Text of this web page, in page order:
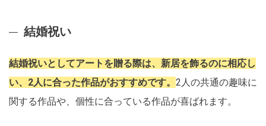
結婚祝い
結婚祝いとしてアートを贈る際は、新居を飾るのに相応し
い、2人に合った作品がおすすめです。 2人の共通の趣味に
関する作品や、個性に合っている作品が喜ばれます。